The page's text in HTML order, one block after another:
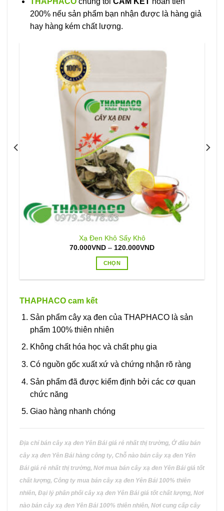
200% nếu sản phẩm bạn nhận được là hàng giả
hay hàng kém chất lượng.
Xạ Đen Khô Sấy Khô
70.000VND – 120.000VNDKhoảng
120.000VND
CHỌN
nhiều
biến
Các
chọn
có
chọn
sản
phẩm
THAPHACO cam kết
Sản phẩm cây xạ đen của THAPHACO là sản
phẩm 100% thiên nhiên
Không chất hóa học và chất phụ gia
Có nguồn gốc xuất xứ và chứng nhận rõ ràng
Sản phẩm đã được kiểm định bởi các cơ quan
chức năng
Giao hàng nhanh chóng
Địa chỉ bán cây xạ đen Yên Bái giá rẻ nhất thị trường, Ở đâu bán
cây xạ đen Yên Bái hàng công ty, Chỗ nào bán cây xạ đen Yên
Bái giá rẻ nhất thị trường, Nơi mua bán cây xạ đen Yên Bái giá tốt
chất lượng, Công ty mua bán cây xạ đen Yên Bái 100% thiên
nhiên, Đại lý phân phối cây xạ đen Yên Bái giá tốt chất lượng, Nơi
nào bán cây xạ đen Yên Bái 100% thiên nhiên, Nơi cung cấp cây